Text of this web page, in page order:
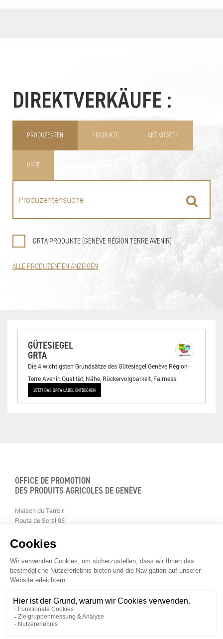
DIREKTVERKÄUFE :
PRODUZENTEN PRODUKTE AKTIVITÄTEN
ORTE
GRTA PRODUKTE (GENÈVE RÉGION TERRE AVENIR)
ALLE PRODUZENTEN ANZEIGEN
GÜTESIEGEL
GRTA
Die 4 wichtigsten Grundsätze des Gütesiegel Genève Région-
Terre Avenir: Qualität, Nähe, Rückervolgbarkeit, Fairness
JETZT DAS GRTA LABEL ENTDECKEN
OFFICE DE PROMOTION
DES PRODUITS AGRICOLES DE GENÈVE
Maison du Terroir
Route de Soral 93
Tél: 022 388 71 55
Fax: 022 388 71 58
info@geneveterroir.ge.ch
BLEIBEN SIE AKTUELL INFORMIERT RUND UM